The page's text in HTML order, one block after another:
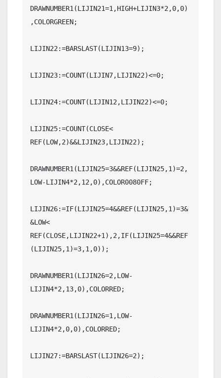
DRAWNUMBER1(LIJIN21=1,HIGH+LIJIN3*2,0,0)
,COLORGREEN;
LIJIN22:=BARSLAST(LIJIN13=9);
LIJIN23:=COUNT(LIJIN7,LIJIN22)<=0;
LIJIN24:=COUNT(LIJIN12,LIJIN22)<=0;
LIJIN25:=COUNT(CLOSE<
REF(LOW,2)&&LIJIN23,LIJIN22);
DRAWNUMBER1(LIJIN25=3&&REF(LIJIN25,1)=2,
LOW-LIJIN4*2,12,0),COLOR0080FF;
LIJIN26:=IF(LIJIN25=4&&REF(LIJIN25,1)=3&
&LOW<
REF(CLOSE,LIJIN22+1),2,IF(LIJIN25=4&&REF
(LIJIN25,1)=3,1,0));
DRAWNUMBER1(LIJIN26=2,LOW-
LIJIN4*2,13,0),COLORRED;
DRAWNUMBER1(LIJIN26=1,LOW-
LIJIN4*2,0,0),COLORRED;
LIJIN27:=BARSLAST(LIJIN26=2);